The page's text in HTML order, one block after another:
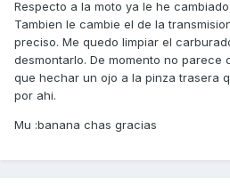
Respecto a la moto ya le he
Tambien le cambie el de la
preciso. Me quedo limpiar el
desmontarlo. De momento no parece
que hechar un ojo a la pinza trasera
por ahi.
Mu :banana chas gracias